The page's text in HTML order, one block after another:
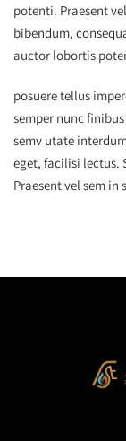
potenti. Praesent
bibendum,
auctor lobortis
posuere tellus
semper nunc
semv utate
eget, facilisi lectus.
Praesent vel sem in